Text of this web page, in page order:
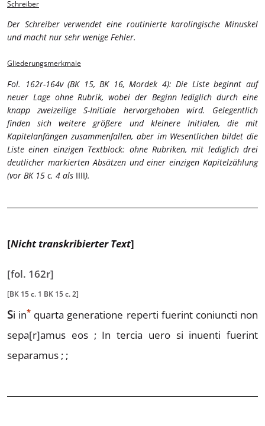
Schreiber
Der Schreiber verwendet eine routinierte karolingische Minuskel
und macht nur sehr wenige Fehler.
Gliederungsmerkmale
Fol. 162r-164v (BK 15, BK 16, Mordek 4): Die Liste beginnt auf
neuer Lage ohne Rubrik, wobei der Beginn lediglich durch eine
knapp zweizeilige S-Initiale hervorgehoben wird. Gelegentlich
finden sich weitere größere und kleinere Initialen, die mit
Kapitelanfängen zusammenfallen, aber im Wesentlichen bildet die
Liste einen einzigen Textblock: ohne Rubriken, mit lediglich drei
deutlicher markierten Absätzen und einer einzigen Kapitelzählung
(vor BK 15 c. 4 als IIII).
[Nicht transkribierter Text]
[fol. 162r]
[BK 15 c. 1 BK 15 c. 2]
Si in* quarta generatione reperti fuerint coniuncti non
sepa[r]amus eos ; In tercia uero si inuenti fuerint
separamus ; ;